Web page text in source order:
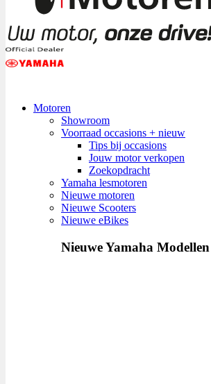
Motoren
Showroom
Voorraad occasions + nieuw
Tips bij occasions
Jouw motor verkopen
Zoekopdracht
Yamaha lesmotoren
Nieuwe motoren
Nieuwe Scooters
Nieuwe eBikes
Nieuwe Yamaha Modellen